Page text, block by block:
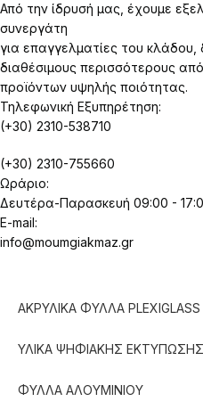
Από την ίδρυσή μας, έχουμε
συνεργάτη
για επαγγελματίες του
διαθέσιμους περισσότερους
προϊόντων υψηλής ποιότητας.
Τηλεφωνική Εξυπηρέτηση:
(+30) 2310-538710
(+30) 2310-755660
Ωράριο:
Δευτέρα-Παρασκευή 09:00 -
E-mail:
info@moumgiakmaz.gr
ΑΚΡΥΛΙΚΑ ΦΥΛΛΑ PLEXIGLASS
ΥΛΙΚΑ ΨΗΦΙΑΚΗΣ ΕΚΤΥΠΩΣΗΣ
ΦΥΛΛΑ ΑΛΟΥΜΙΝΙΟΥ